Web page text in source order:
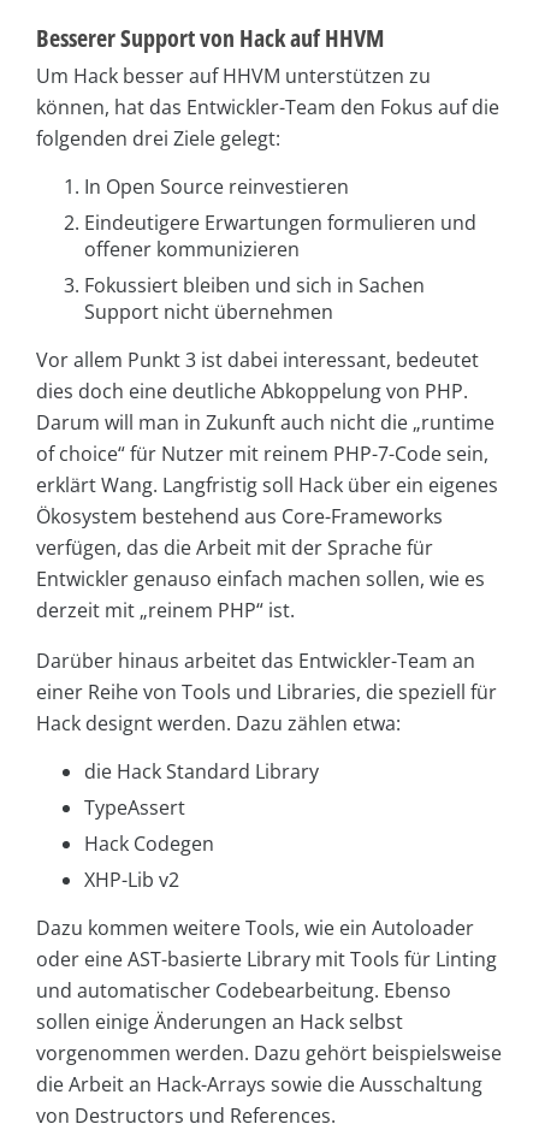
Besserer Support von Hack auf HHVM
Um Hack besser auf HHVM unterstützen zu
können, hat das Entwickler-Team den Fokus auf die
folgenden drei Ziele gelegt:
In Open Source reinvestieren
Eindeutigere Erwartungen formulieren und
offener kommunizieren
Fokussiert bleiben und sich in Sachen
Support nicht übernehmen
Vor allem Punkt 3 ist dabei interessant, bedeutet
dies doch eine deutliche Abkoppelung von PHP.
Darum will man in Zukunft auch nicht die „runtime
of choice“ für Nutzer mit reinem PHP-7-Code sein,
erklärt Wang. Langfristig soll Hack über ein eigenes
Ökosystem bestehend aus Core-Frameworks
verfügen, das die Arbeit mit der Sprache für
Entwickler genauso einfach machen sollen, wie es
derzeit mit „reinem PHP“ ist.
Darüber hinaus arbeitet das Entwickler-Team an
einer Reihe von Tools und Libraries, die speziell für
Hack designt werden. Dazu zählen etwa:
die Hack Standard Library
TypeAssert
Hack Codegen
XHP-Lib v2
Dazu kommen weitere Tools, wie ein Autoloader
oder eine AST-basierte Library mit Tools für Linting
und automatischer Codebearbeitung. Ebenso
sollen einige Änderungen an Hack selbst
vorgenommen werden. Dazu gehört beispielsweise
die Arbeit an Hack-Arrays sowie die Ausschaltung
von Destructors und References.